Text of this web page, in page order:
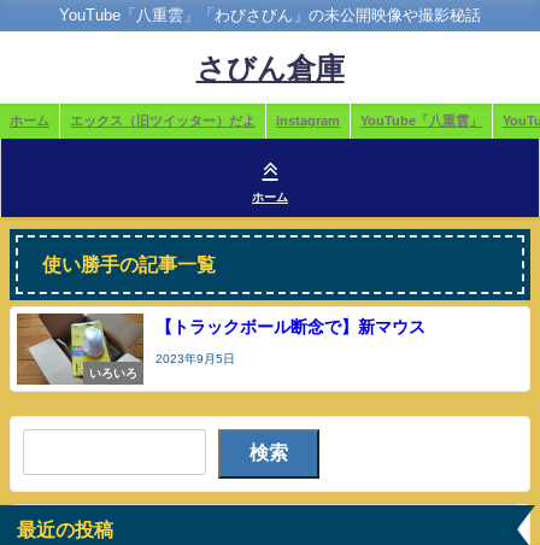
YouTube「八重雲」「わびさびん」の未公開映像や撮影秘話
さびん倉庫
ホーム エックス（旧ツイッター）だよ instagram YouTube「八重雲」
ホーム
使い勝手の記事一覧
いろいろ
【トラックボール断念で】新マウス
2023年9月5日
検索
最近の投稿